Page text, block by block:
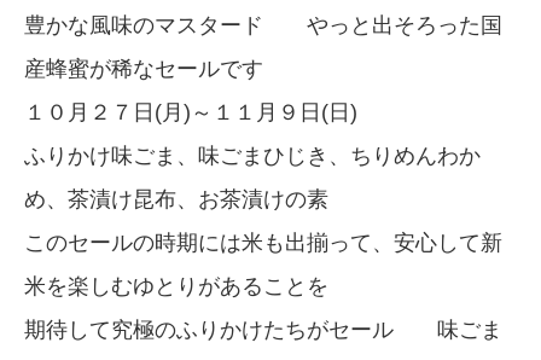
豊かな風味のマスタード やっと出そろった国
産蜂蜜が稀なセールです
１０月２７日(月)～１１月９日(日)
ふりかけ味ごま、味ごまひじき、ちりめんわか
め、茶漬け昆布、お茶漬けの素
このセールの時期には米も出揃って、安心して新
米を楽しむゆとりがあることを
期待して究極のふりかけたちがセール 味ごま